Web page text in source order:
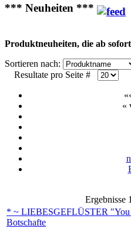
*** Neuheiten ***
Produktneuheiten, die ab
Sortieren nach:
Resultate pro Seite #
«
Ergebnisse
* ~ LIEBESGEFLÜSTER "You
Botschafte